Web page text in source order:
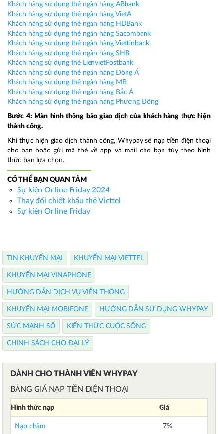
Khách hàng sử dụng thẻ ngân hàng ABbank
Khách hàng sử dụng thẻ ngân hàng VietA
Khách hàng sử dụng thẻ ngân hàng HDBank
Khách hàng sử dụng thẻ ngân hàng Sacombank
Khách hàng sử dụng thẻ ngân hàng Viettinbank
Khách hàng sử dụng thẻ ngân hàng SHB
Khách hàng sử dụng thẻ LienvietPostbank
Khách hàng sử dụng thẻ ngân hàng Đông Á
Khách hàng sử dụng thẻ ngân hàng MB
Khách hàng sử dụng thẻ ngân hàng Bắc Á
Khách hàng sử dụng thẻ ngân hàng Phương Đông
Bước 4: Màn hình thông báo giao dịch của khách hàng thực hiện
thành công.
Khi thực hiện giao dịch thành công, Whypay sẽ nạp tiền điện thoại
cho bạn hoặc gửi mã thẻ về app và mail cho bạn tùy theo hình
thức bạn lựa chọn.
CÓ THỂ BẠN QUAN TÂM
Sự kiện Online Friday 2024
Thay đổi chiết khấu thẻ Viettel
Sự kiện Online Friday
TIN KHUYẾN MẠI KHUYẾN MẠI VIETTEL
KHUYẾN MẠI VINAPHONE
HƯỚNG DẪN DỊCH VỤ VIỄN THÔNG
KHUYẾN MẠI MOBIFONE HƯỚNG DẪN SỬ DỤNG WHYPAY
SỨC MẠNH SỐ KIẾN THỨC CUỘC SỐNG
CHÍNH SÁCH CHO ĐẠI LÝ
DÀNH CHO THÀNH VIÊN WHYPAY
BẢNG GIÁ NẠP TIỀN ĐIỆN THOẠI
Hình thức nạp Giá
Nạp chậm 7%